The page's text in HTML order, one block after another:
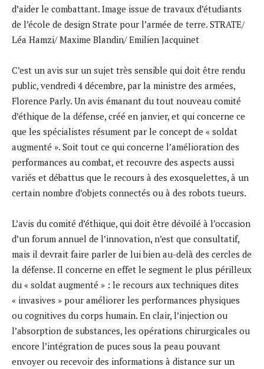
d’aider le combattant. Image issue de travaux d’étudiants
de l’école de design Strate pour l’armée de terre. STRATE/
Léa Hamzi/ Maxime Blandin/ Emilien Jacquinet
C’est un avis sur un sujet très sensible qui doit être rendu
public, vendredi 4 décembre, par la ministre des armées,
Florence Parly. Un avis émanant du tout nouveau comité
d’éthique de la défense, créé en janvier, et qui concerne ce
que les spécialistes résument par le concept de « soldat
augmenté ». Soit tout ce qui concerne l’amélioration des
performances au combat, et recouvre des aspects aussi
variés et débattus que le recours à des exosquelettes, à un
certain nombre d’objets connectés ou à des robots tueurs.
L’avis du comité d’éthique, qui doit être dévoilé à l’occasion
d’un forum annuel de l’innovation, n’est que consultatif,
mais il devrait faire parler de lui bien au-delà des cercles de
la défense. Il concerne en effet le segment le plus périlleux
du « soldat augmenté » : le recours aux techniques dites
« invasives » pour améliorer les performances physiques
ou cognitives du corps humain. En clair, l’injection ou
l’absorption de substances, les opérations chirurgicales ou
encore l’intégration de puces sous la peau pouvant
envoyer ou recevoir des informations à distance sur un